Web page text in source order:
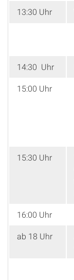
13:30 Uhr
14:30 Uhr
15:00 Uhr
15:30 Uhr
16:00 Uhr
ab 18 Uhr